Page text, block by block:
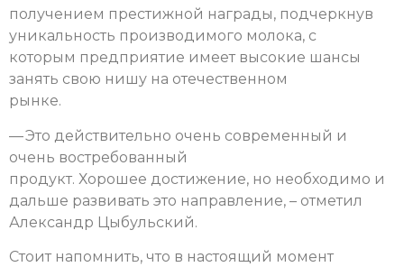
получением престижной награды, подчеркнув
уникальность производимого молока, с
которым предприятие имеет высокие шансы
занять свою нишу на отечественном
рынке.
— Это действительно очень современный и
очень востребованный
продукт. Хорошее достижение, но необходимо и
дальше развивать это направление, – отметил
Александр Цыбульский.
Стоит напомнить, что в настоящий момент